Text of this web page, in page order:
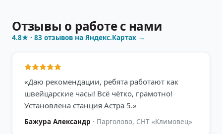
Отзывы о работе с нами
4.8★ · 83 отзывов на Яндекс.Картах →
«Даю рекомендации, ребята работают как
швейцарские часы! Всё чётко, грамотно!
Установлена станция Астра 5.»
Бажура Александр · Парголово, СНТ «Климовец»